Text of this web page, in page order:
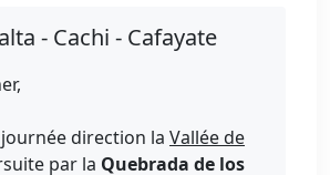
- Cachi - Cafayate
direction la Vallée de
par la Quebrada de los